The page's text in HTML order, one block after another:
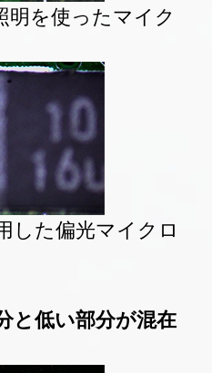
明を使ったマイク
した偏光マイクロ
と低い部分が混在